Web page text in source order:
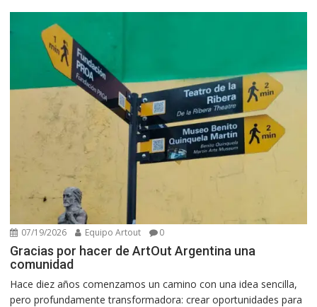
07/19/2026 Equipo Artout 0
Gracias por hacer de ArtOut Argentina una
comunidad
Hace diez años comenzamos un camino con una idea sencilla,
pero profundamente transformadora: crear oportunidades para